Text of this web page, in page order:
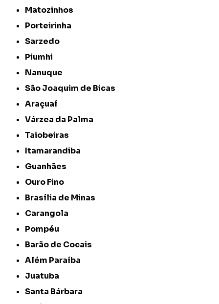
Matozinhos
Porteirinha
Sarzedo
Piumhi
Nanuque
São Joaquim de Bicas
Araçuaí
Várzea da Palma
Taiobeiras
Itamarandiba
Guanhães
Ouro Fino
Brasília de Minas
Carangola
Pompéu
Barão de Cocais
Além Paraíba
Juatuba
Santa Bárbara